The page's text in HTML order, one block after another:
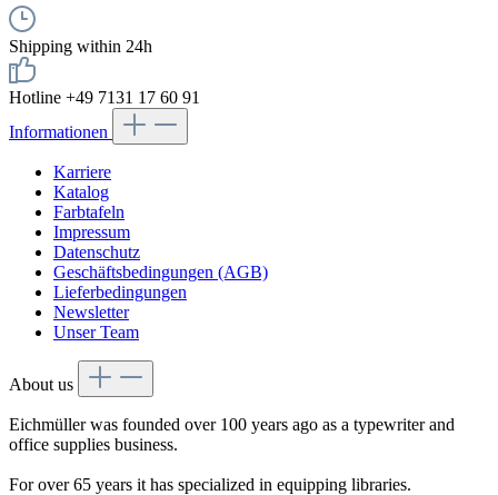
Shipping within 24h
Hotline +49 7131 17 60 91
Informationen
Karriere
Katalog
Farbtafeln
Impressum
Datenschutz
Geschäftsbedingungen (AGB)
Lieferbedingungen
Newsletter
Unser Team
About us
Eichmüller was founded over 100 years ago as a typewriter and
office supplies business.
For over 65 years it has specialized in equipping libraries.